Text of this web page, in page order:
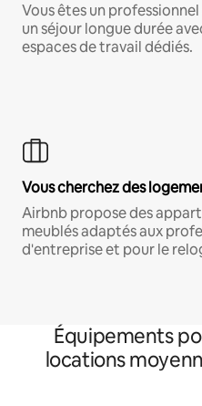
Vous êtes un
un séjour longue durée
espaces de travail dédiés.
Vous cherchez des
Airbnb propose des
meublés adaptés aux
d'entreprise et pour le
Équipements
locations